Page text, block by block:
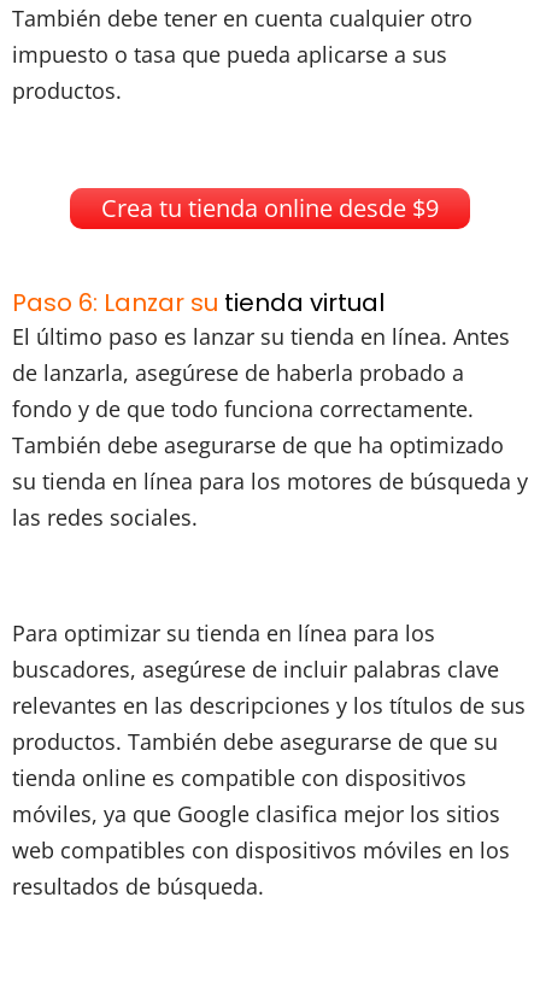
También debe tener en cuenta cualquier otro
impuesto o tasa que pueda aplicarse a sus
productos.
Crea tu tienda online desde $9
Paso 6: Lanzar su tienda virtual
El último paso es lanzar su tienda en línea. Antes
de lanzarla, asegúrese de haberla probado a
fondo y de que todo funciona correctamente.
También debe asegurarse de que ha optimizado
su tienda en línea para los motores de búsqueda y
las redes sociales.
Para optimizar su tienda en línea para los
buscadores, asegúrese de incluir palabras clave
relevantes en las descripciones y los títulos de sus
productos. También debe asegurarse de que su
tienda online es compatible con dispositivos
móviles, ya que Google clasifica mejor los sitios
web compatibles con dispositivos móviles en los
resultados de búsqueda.